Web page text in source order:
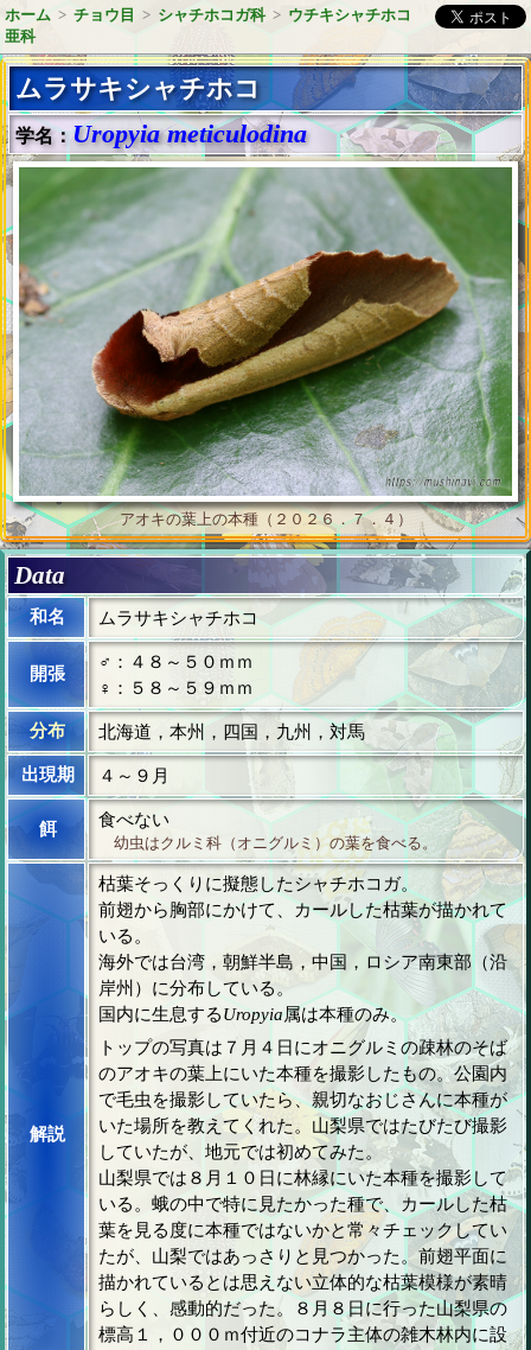
ホーム > チョウ目 > シャチホコガ科 > ウチキシャチホコ
亜科
ムラサキシャチホコ
学名：Uropyia meticulodina
アオキの葉上の本種（２０２６．７．４）
Data
和名 ムラサキシャチホコ
開張
♂：４８～５０ｍｍ
♀：５８～５９ｍｍ
分布 北海道，本州，四国，九州，対馬
出現期 ４～９月
餌 食べない
幼虫はクルミ科（オニグルミ）の葉を食べる。
解説
枯葉そっくりに擬態したシャチホコガ。
前翅から胸部にかけて、カールした枯葉が描かれて
いる。
海外では台湾，朝鮮半島，中国，ロシア南東部（沿
岸州）に分布している。
国内に生息するUropyia属は本種のみ。
トップの写真は７月４日にオニグルミの疎林のそば
のアオキの葉上にいた本種を撮影したもの。公園内
で毛虫を撮影していたら、親切なおじさんに本種が
いた場所を教えてくれた。山梨県ではたびたび撮影
していたが、地元では初めてみた。
山梨県では８月１０日に林縁にいた本種を撮影して
いる。蛾の中で特に見たかった種で、カールした枯
葉を見る度に本種ではないかと常々チェックしてい
たが、山梨ではあっさりと見つかった。前翅平面に
描かれているとは思えない立体的な枯葉模様が素晴
らしく、感動的だった。８月８日に行った山梨県の
標高１，０００ｍ付近のコナラ主体の雑木林内に設